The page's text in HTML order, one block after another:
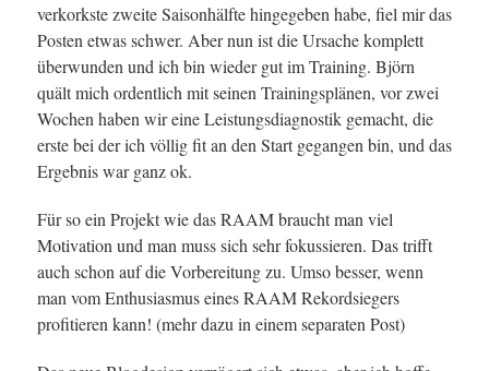
verkorkste zweite Saisonhälfte hingegeben habe, fiel mir das
Posten etwas schwer. Aber nun ist die Ursache komplett
überwunden und ich bin wieder gut im Training. Björn
quält mich ordentlich mit seinen Trainingsplänen, vor zwei
Wochen haben wir eine Leistungsdiagnostik gemacht, die
erste bei der ich völlig fit an den Start gegangen bin, und das
Ergebnis war ganz ok.
Für so ein Projekt wie das RAAM braucht man viel
Motivation und man muss sich sehr fokussieren. Das trifft
auch schon auf die Vorbereitung zu. Umso besser, wenn
man vom Enthusiasmus eines RAAM Rekordsiegers
profitieren kann! (mehr dazu in einem separaten Post)